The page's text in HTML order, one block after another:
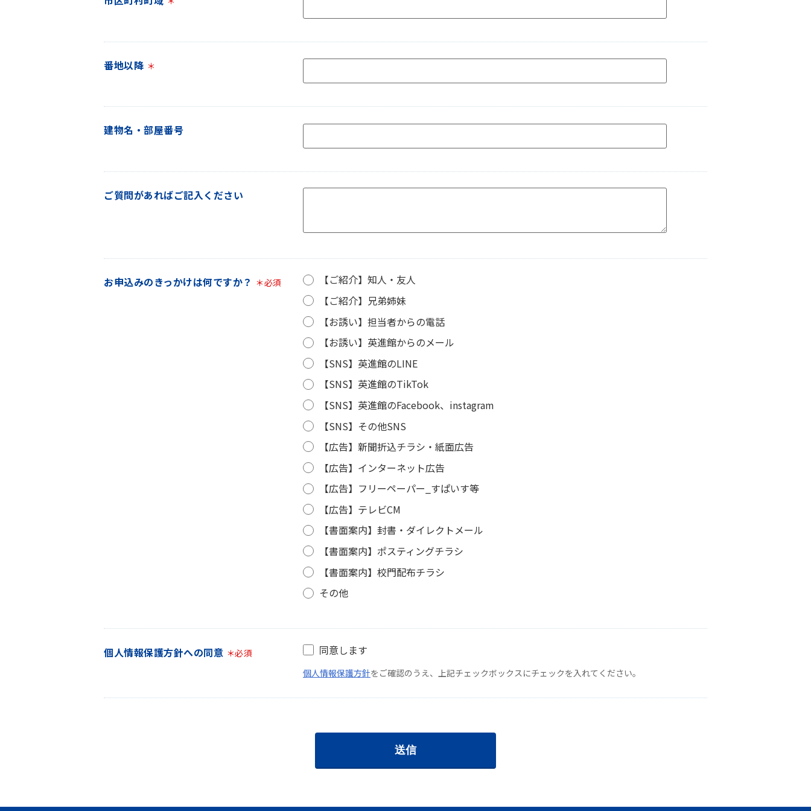
番地以降 ＊
建物名・部屋番号
ご質問があればご記入ください
お申込みのきっかけは何ですか？ ＊必須
【ご紹介】知人・友人
【ご紹介】兄弟姉妹
【お誘い】担当者からの電話
【お誘い】英進館からのメール
【SNS】英進館のLINE
【SNS】英進館のTikTok
【SNS】英進館のFacebook、instagram
【SNS】その他SNS
【広告】新聞折込チラシ・紙面広告
【広告】インターネット広告
【広告】フリーペーパー_すぱいす等
【広告】テレビCM
【書面案内】封書・ダイレクトメール
【書面案内】ポスティングチラシ
【書面案内】校門配布チラシ
その他
個人情報保護方針への同意 ＊必須 同意します
個人情報保護方針をご確認のうえ、上記チェックボックスにチェックを入れてください。